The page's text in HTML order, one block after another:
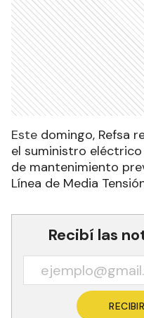
Este domingo, Refsa
el suministro eléctrico
de mantenimiento
Línea de Media
Recibí las